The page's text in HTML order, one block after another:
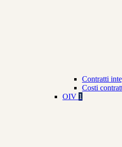
Contratti
Costi
OIV 1